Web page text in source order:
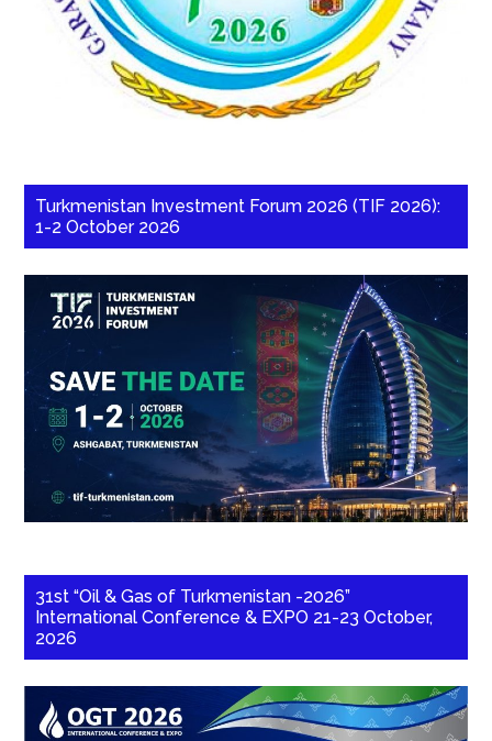
Turkmenistan Investment Forum 2026 (TIF 2026):
1-2 October 2026
31st “Oil & Gas of Turkmenistan -2026”
International Conference & EXPO 21-23 October,
2026